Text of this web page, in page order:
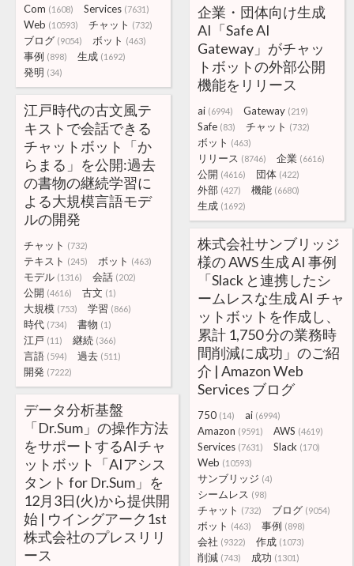
Com (1608) Services (7631)
Web (10593) チャット (732)
ブログ (9054) ボット (463)
事例 (898) 生成 (1692)
発明 (34)
企業・団体向け生成
AI「Safe AI
Gateway」がチャッ
トボットの外部公開
機能をリリース
ai (6994) Gateway (219)
Safe (83) チャット (732)
ボット (463)
リリース (8746) 企業 (6616)
公開 (4616) 団体 (422)
外部 (427) 機能 (6680)
生成 (1692)
江戸時代の古文風テ
キストで会話できる
チャットボット「か
らまる」を公開:過去
の書物の継続学習に
よる大規模言語モデ
ルの開発
チャット (732)
テキスト (245) ボット (463)
モデル (1316) 会話 (202)
公開 (4616) 古文 (1)
大規模 (753) 学習 (866)
時代 (734) 書物 (1)
江戸 (11) 継続 (366)
言語 (594) 過去 (511)
開発 (7222)
株式会社サンブリッジ
様の AWS 生成 AI 事例
「Slack と連携したシ
ームレスな生成 AI チャ
ットボットを作成し、
累計 1,750 分の業務時
間削減に成功」のご紹
介 | Amazon Web
Services ブログ
750 (14) ai (6994)
Amazon (9591) AWS (4619)
Services (7631) Slack (170)
Web (10593)
サンブリッジ (4)
シームレス (98)
チャット (732) ブログ (9054)
ボット (463) 事例 (898)
会社 (9322) 作成 (1073)
削減 (743) 成功 (1301)
データ分析基盤
「Dr.Sum」の操作方法
をサポートするAIチャ
ットボット「AIアシス
タント for Dr.Sum」を
12月3日(火)から提供開
始 | ウイングアーク1st
株式会社のプレスリリ
ース